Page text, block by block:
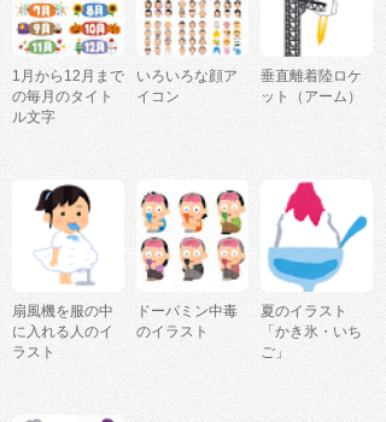
1月から12月まで
の毎月のタイト
ル文字
いろいろな顔ア
イコン
垂直離着陸ロケ
ット（アーム）
扇風機を服の中
に入れる人のイ
ラスト
ドーパミン中毒
のイラスト
夏のイラスト
「かき氷・いち
ご」